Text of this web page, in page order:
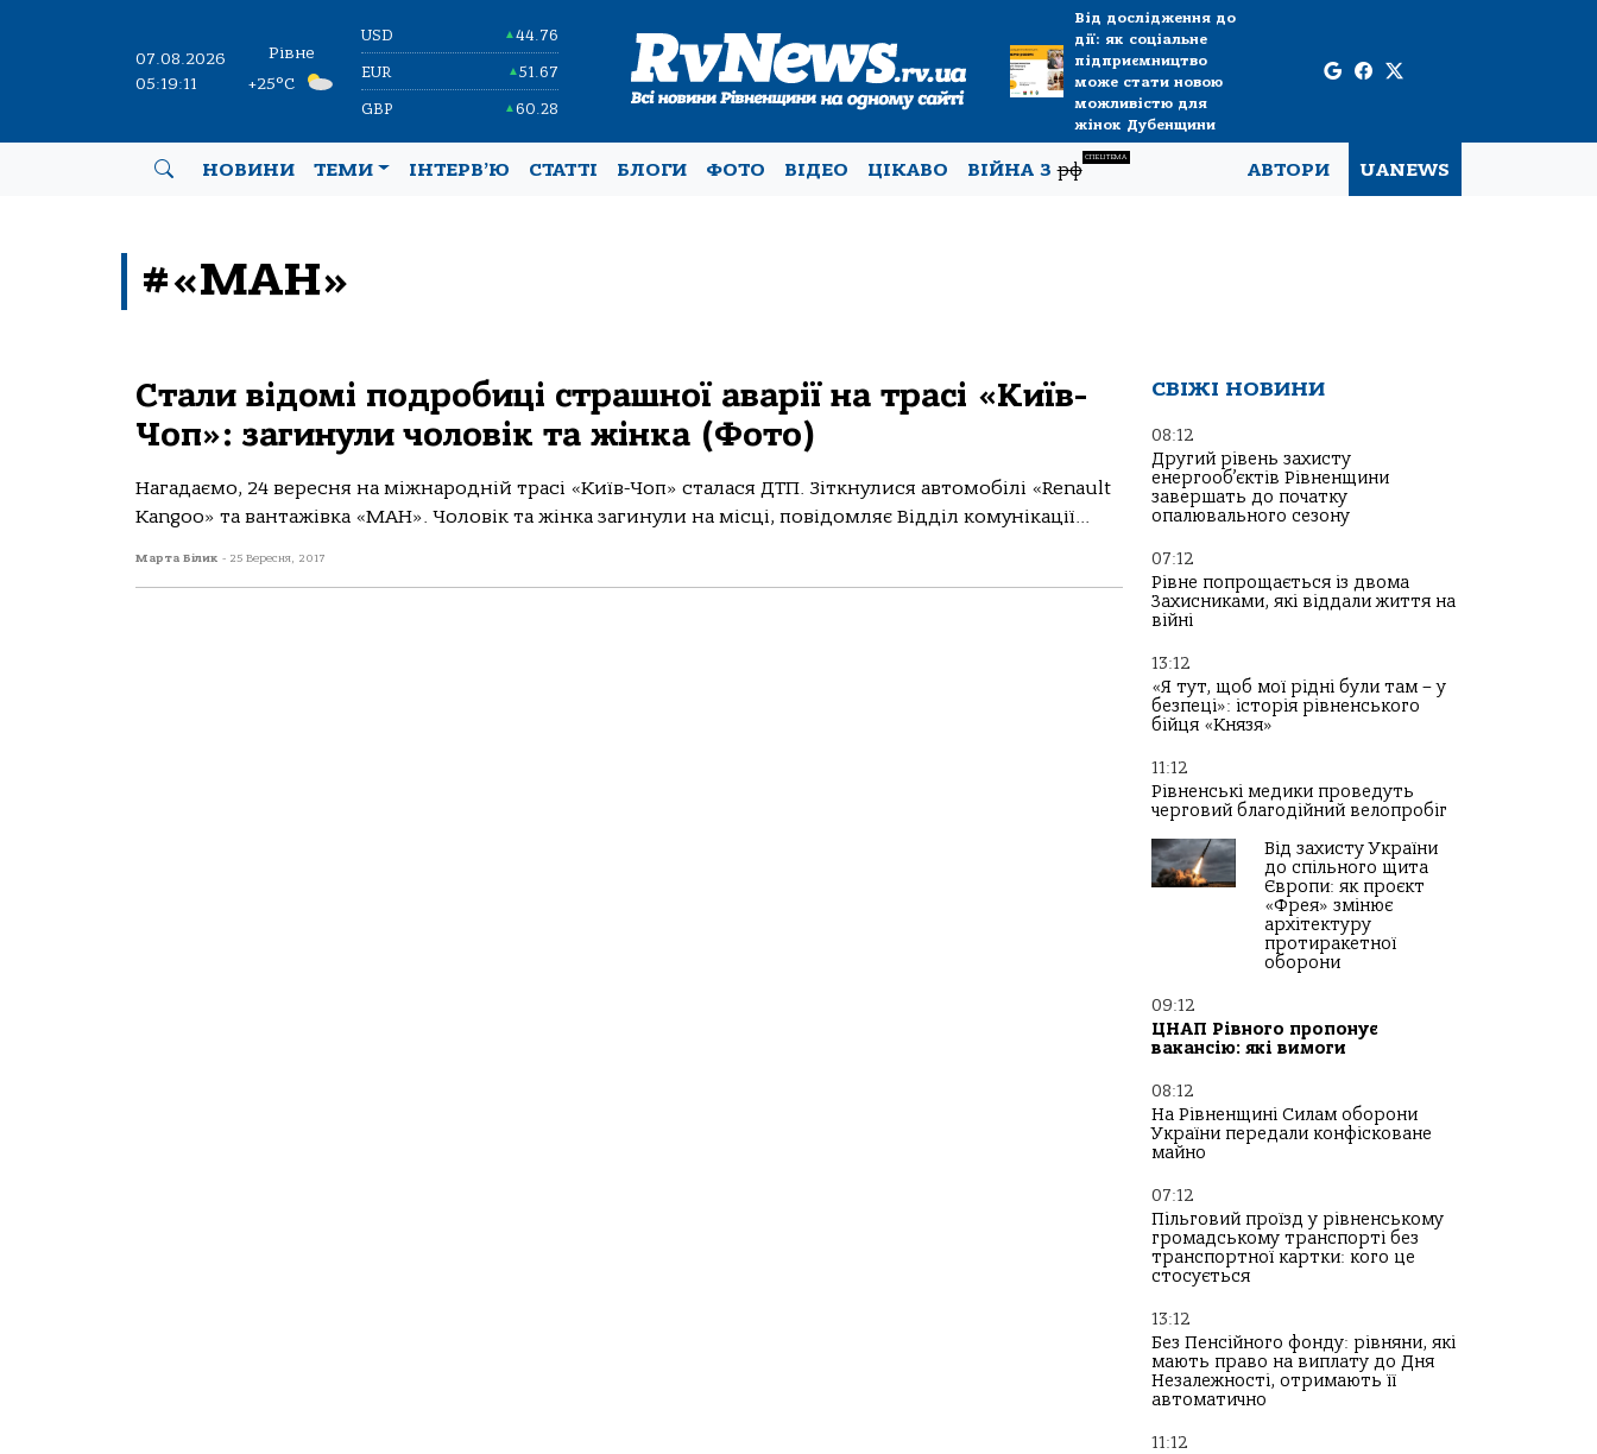
07.08.2026
05:19:11
Рівне
+25°C
USD ▲44.76
EUR ▲51.67
GBP ▲60.28
Від дослідження до
дії: як соціальне
підприємництво
може стати новою
можливістю для
жінок Дубенщини
НОВИНИ ТЕМИ ІНТЕРВ’Ю СТАТТІ БЛОГИ ФОТО ВІДЕО ЦІКАВО ВІЙНА Зрф
СПЕЦТЕМА
АВТОРИ UANEWS
#«МАН»
Стали відомі подробиці страшної аварії на трасі «Київ-
Чоп»: загинули чоловік та жінка (Фото)
Нагадаємо, 24 вересня на міжнародній трасі «Київ-Чоп» сталася ДТП. Зіткнулися автомобілі «Renault
Kangoo» та вантажівка «МАН». Чоловік та жінка загинули на місці, повідомляє Відділ комунікації...
Марта Білик - 25 Вересня, 2017
СВІЖІ НОВИНИ
08:12
Другий рівень захисту
енергооб’єктів Рівненщини
завершать до початку
опалювального сезону
07:12
Рівне попрощається із двома
Захисниками, які віддали життя на
війні
13:12
«Я тут, щоб мої рідні були там – у
безпеці»: історія рівненського
бійця «Князя»
11:12
Рівненські медики проведуть
черговий благодійний велопробіг
Від захисту України
до спільного щита
Європи: як проєкт
«Фрея» змінює
архітектуру
протиракетної
оборони
09:12
ЦНАП Рівного пропонує
вакансію: які вимоги
08:12
На Рівненщині Силам оборони
України передали конфісковане
майно
07:12
Пільговий проїзд у рівненському
громадському транспорті без
транспортної картки: кого це
стосується
13:12
Без Пенсійного фонду: рівняни, які
мають право на виплату до Дня
Незалежності, отримають її
автоматично
11:12